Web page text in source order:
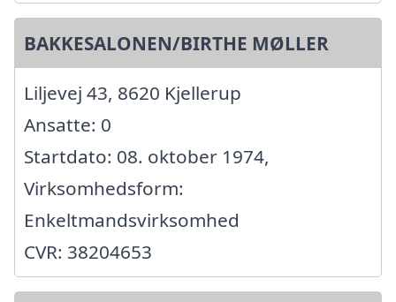
BAKKESALONEN/BIRTHE MØLLER
Liljevej 43, 8620 Kjellerup
Ansatte: 0
Startdato: 08. oktober 1974,
Virksomhedsform:
Enkeltmandsvirksomhed
CVR: 38204653